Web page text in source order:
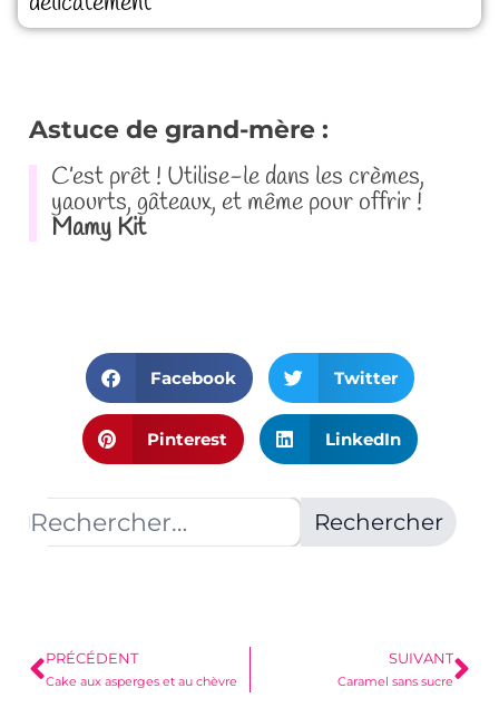
Astuce de grand-mère :
C’est prêt ! Utilise-le dans les crèmes,
yaourts, gâteaux, et même pour offrir !
Mamy Kit
Facebook Twitter
Pinterest LinkedIn
PRÉCÉDENT
Cake aux asperges et au chèvre
SUIVANT
Caramel sans sucre